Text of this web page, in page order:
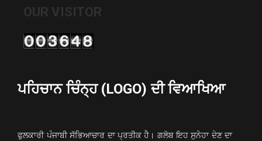
OUR VISITOR
ਪਹਿਚਾਨ ਚਿੰਨ੍ਹ (LOGO) ਦੀ ਵਿਆਖਿਆ
ਫੁਲਕਾਰੀ ਪੰਜਾਬੀ ਸੱਭਿਆਚਾਰ ਦਾ ਪ੍ਰਤੀਕ ਹੈ। ਗਲੋਬ ਇਹ ਸੁਨੇਹਾ ਦੇਣ ਦਾ